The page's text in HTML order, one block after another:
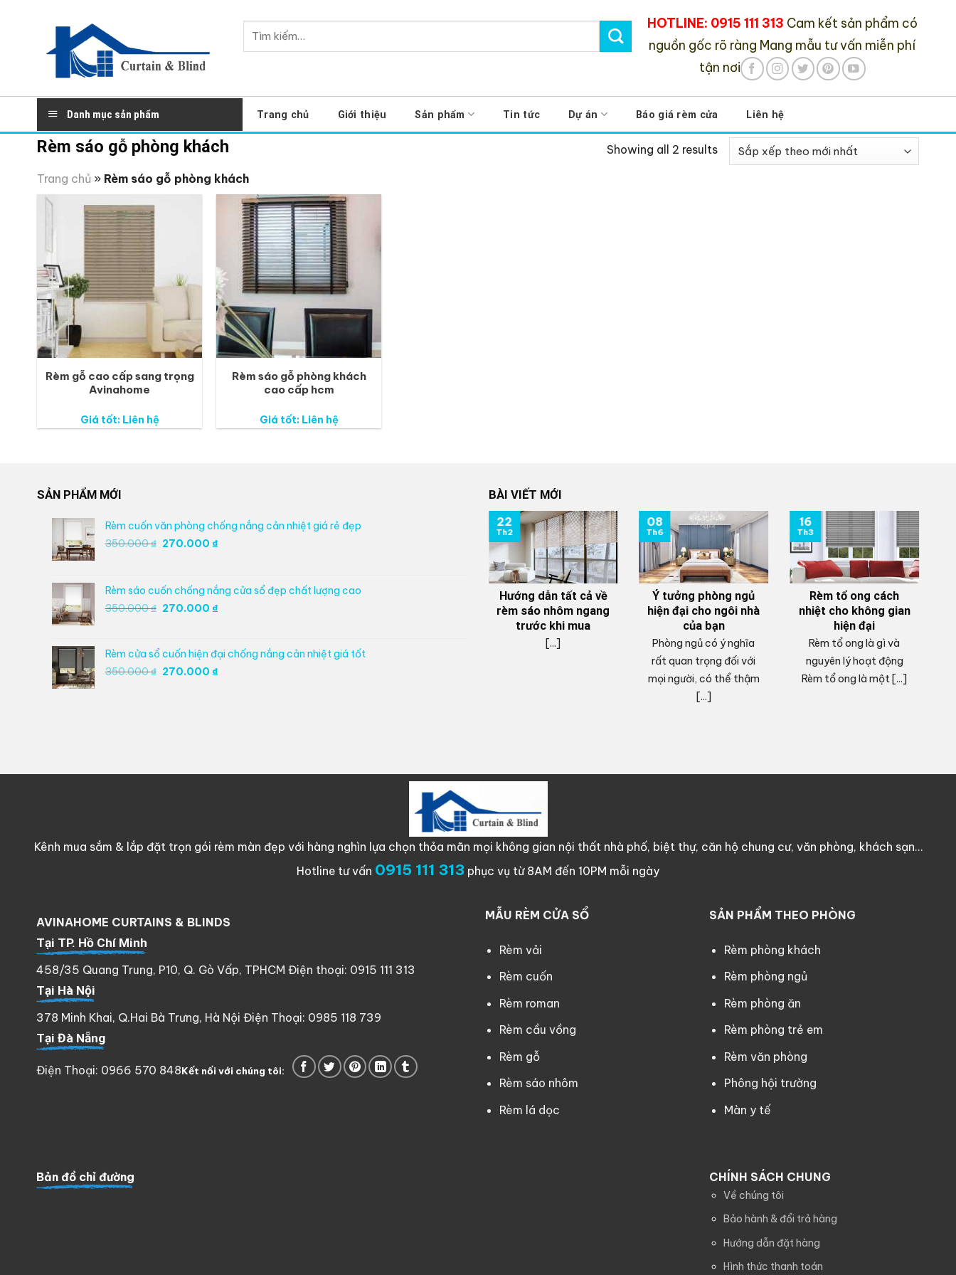
Tìm
kiếm:
HOTLINE: 0915 111 313 Cam kết sản phẩm có
nguồn gốc rõ ràng Mang mẫu tư vấn miễn phí
tận nơi
Danh mục sản phẩm Trang chủ Giới thiệu Sản phẩm Tin tức Dự án Báo giá rèm cửa Liên hệ
Rèm sáo gỗ phòng khách Showing all 2 results
Trang chủ » Rèm sáo gỗ phòng khách
Rèm gỗ cao cấp sang trọng
Avinahome
Giá tốt: Liên hệ
Rèm sáo gỗ phòng khách
cao cấp hcm
Giá tốt: Liên hệ
SẢN PHẨM MỚI
Rèm cuốn văn phòng chống nắng cản nhiệt giá rẻ đẹp
350.000₫ Giá
350.000 ₫.
270.000 ₫Giá
là:
270.000 ₫.
Rèm sáo cuốn chống nắng cửa sổ đẹp chất lượng cao
350.000₫ Giá
350.000 ₫.
270.000 ₫Giá
là:
270.000 ₫.
Rèm cửa sổ cuốn hiện đại chống nắng cản nhiệt giá tốt
350.000₫ Giá
270.000 ₫Giá
BÀI VIẾT MỚI
Hướng dẫn tất cả về
rèm sáo nhôm ngang
trước khi mua
[...]
22
Th2
Ý tưởng phòng ngủ
hiện đại cho ngôi nhà
của bạn
Phòng ngủ có ý nghĩa
rất quan trọng đối với
mọi người, có thể thậm
[...]
08
Th6
Rèm tổ ong cách
nhiệt cho không gian
hiện đại
Rèm tổ ong là gì và
nguyên lý hoạt động
Rèm tổ ong là một [...]
16
Th3
Kênh mua sắm & lắp đặt trọn gói rèm màn đẹp với hàng nghìn lựa chọn thỏa mãn mọi không gian nội thất nhà phố, biệt thự, căn hộ chung cư, văn phòng, khách sạn…
Hotline tư vấn 0915 111 313 phục vụ từ 8AM đến 10PM mỗi ngày
AVINAHOME CURTAINS & BLINDS
Tại TP. Hồ Chí Minh
458/35 Quang Trung, P10, Q. Gò Vấp, TPHCM Điện thoại: 0915 111 313
Tại Hà Nội
378 Minh Khai, Q.Hai Bà Trưng, Hà Nội Điện Thoại: 0985 118 739
Tại Đà Nẵng
Điện Thoại: 0966 570 848Kết nối với chúng tôi:
MẪU RÈM CỬA SỔ
Rèm vải
Rèm cuốn
Rèm roman
Rèm cầu vồng
Rèm gỗ
Rèm sáo nhôm
Rèm lá dọc
SẢN PHẨM THEO PHÒNG
Rèm phòng khách
Rèm phòng ngủ
Rèm phòng ăn
Rèm phòng trẻ em
Rèm văn phòng
Phông hội trường
Màn y tế
Bản đồ chỉ đường CHÍNH SÁCH CHUNG
Về chúng tôi
Bảo hành & đổi trả hàng
Hướng dẫn đặt hàng
Hình thức thanh toán